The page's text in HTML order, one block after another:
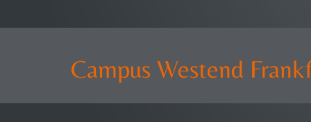
Campus Westend